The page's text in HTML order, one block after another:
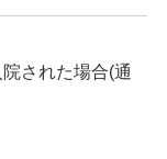
された場合(通